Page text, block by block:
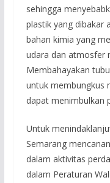
sehingga
plastik yang dibakar
bahan kimia yang
udara dan atmosfer
Membahayakan
untuk membungkus
dapat menimbulkan
Untuk
Semarang
dalam aktivitas
dalam Peraturan